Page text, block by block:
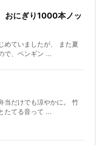
にぎり1000本ノッ
めていましたが、 また夏
で、ペンギン ...
当だけでも涼やかに。 竹
たてる音って ...